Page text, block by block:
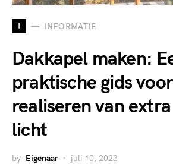
I INFORMATIE
Dakkapel maken:
praktische gids
realiseren van
licht
by Eigenaar juli 10, 2023